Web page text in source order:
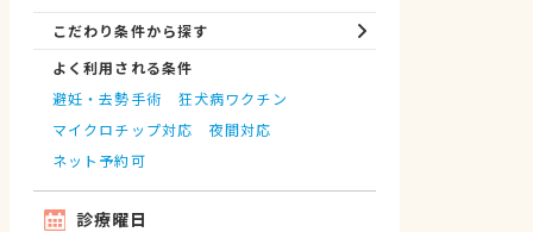
こだわり条件から探す
よく利用される条件
避妊・去勢手術
狂犬病ワクチン
マイクロチップ対応
夜間対応
ネット予約可
診療曜日